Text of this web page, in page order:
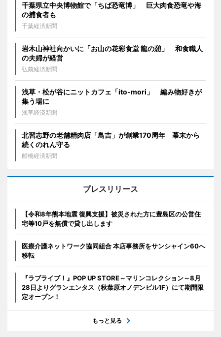
千葉県立中央博物館で「ちば恐竜博」 巨大肉食恐竜や海
の捕食者も
千葉経済新聞
岩木山神社向かいに「お山の花彩食堂 龍の憩」 和食職人
の夫婦が経営
弘前経済新聞
浅草・松が谷にニットカフェ「ito-mori」 編み物好きが
集う場に
浅草経済新聞
北習志野の老舗精肉店「鳥吉」が創業170周年 幕末から
続くのれん守る
船橋経済新聞
プレスリリース
【令和8年熊本地震 復興支援】被災された方に豊島区の公営住
宅等10戸を無償で貸し出します
医療介護ネットワーク協同組合 本店事務所をサンシャイン60へ
移転
『ラブライブ！』POP UP STORE～マリンコレクション～8月
28日よりグランエンタス（秋葉原オノデンビル1F）にて期間限
定オープン！
もっと見る